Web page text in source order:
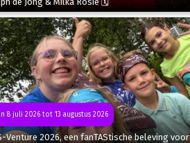
8 juli 2026 tot 13 augustus 2026
Venture 2026, een fanTAStische beleving voor